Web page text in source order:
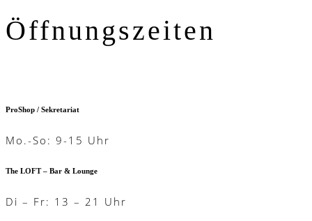
Öffnungszeiten
ProShop / Sekretariat
Mo.-So: 9-15 Uhr
The LOFT – Bar & Lounge
Di – Fr: 13 – 21 Uhr